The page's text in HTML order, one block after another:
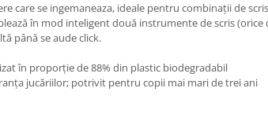
care se ingemaneaza, ideale pentru combinații de
în mod inteligent două instrumente de scris
până se aude click.
în proporție de 88% din plastic biodegradabil
jucăriilor; potrivit pentru copii mai mari de trei ani